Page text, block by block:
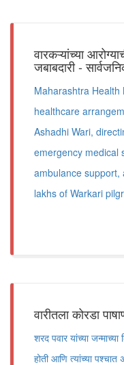
वारकऱ्यांच्या
जबाबदारी -
Maharashtra Health
healthcare
Ashadhi Wari,
emergency medical
ambulance
lakhs of Warkari
वारीतला कोरडा
शरद पवार यांच्या
होती आणि त्यांच्या